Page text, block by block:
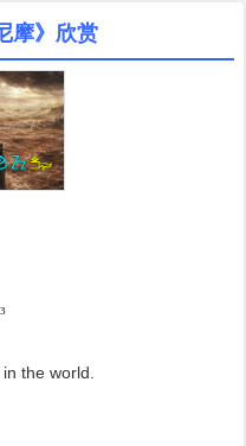
摩》欣赏
the world.